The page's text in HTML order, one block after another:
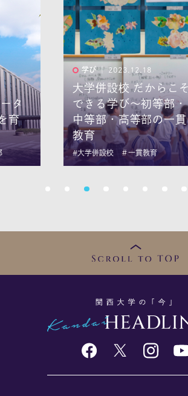
そ
・
貫
学び│ 2023.06.26
方言や旧字の不思議に
魅せられて
～ドイツからの留学生
～
#文学部 #留学生